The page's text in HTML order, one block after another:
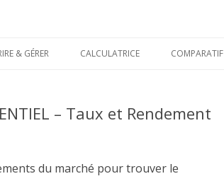
au
& GÉRER CALCULATRICE COMPARATIF
– Taux et Rendement
du marché pour trouver le